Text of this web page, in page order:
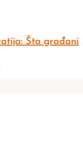
Šta građani